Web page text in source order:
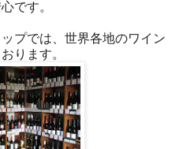
です。
プでは、世界各地のワイン
ります。